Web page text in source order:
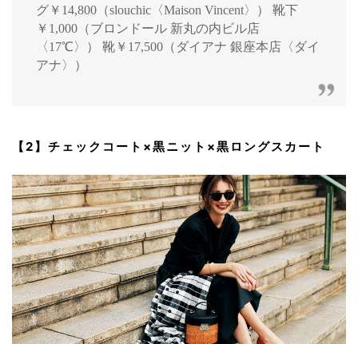
グ￥14,800（slouchic〈Maison Vincent〉） 靴下
￥1,000（ブロンドール 新丸の内ビル店
〈17℃〉） 靴￥17,500（ダイアナ 銀座本店〈ダイ
アナ〉）
【2】チェックコート×黒ニット×黒ロングスカート